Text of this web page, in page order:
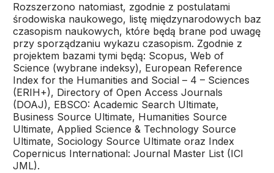
Rozszerzono natomiast, zgodnie z postulatami
środowiska naukowego, listę międzynarodowych baz
czasopism naukowych, które będą brane pod uwagę
przy sporządzaniu wykazu czasopism. Zgodnie z
projektem bazami tymi będą: Scopus, Web of
Science (wybrane indeksy), European Reference
Index for the Humanities and Social – 4 – Sciences
(ERIH+), Directory of Open Access Journals
(DOAJ), EBSCO: Academic Search Ultimate,
Business Source Ultimate, Humanities Source
Ultimate, Applied Science & Technology Source
Ultimate, Sociology Source Ultimate oraz Index
Copernicus International: Journal Master List (ICI
JML).